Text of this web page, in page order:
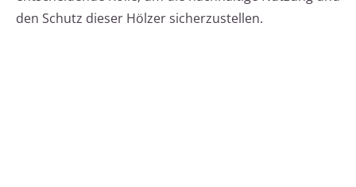
den Schutz dieser Hölzer sicherzustellen.